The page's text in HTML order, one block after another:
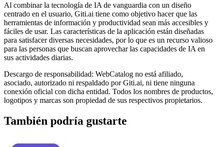
Al combinar la tecnología de IA de vanguardia con un diseño
centrado en el usuario, Giti.ai tiene como objetivo hacer que las
herramientas de información y productividad sean más accesibles y
fáciles de usar. Las características de la aplicación están diseñadas
para satisfacer diversas necesidades, por lo que es un recurso valioso
para las personas que buscan aprovechar las capacidades de IA en
sus actividades diarias.
Descargo de responsabilidad: WebCatalog no está afiliado,
asociado, autorizado ni respaldado por Giti.ai, ni tiene ninguna
conexión oficial con dicha entidad. Todos los nombres de productos,
logotipos y marcas son propiedad de sus respectivos propietarios.
También podría gustarte